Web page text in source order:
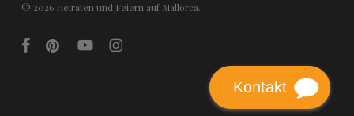
© 2026 Heiraten und Feiern auf Mallorca.
facebookpinterestyoutubeinstagram
Kontakt